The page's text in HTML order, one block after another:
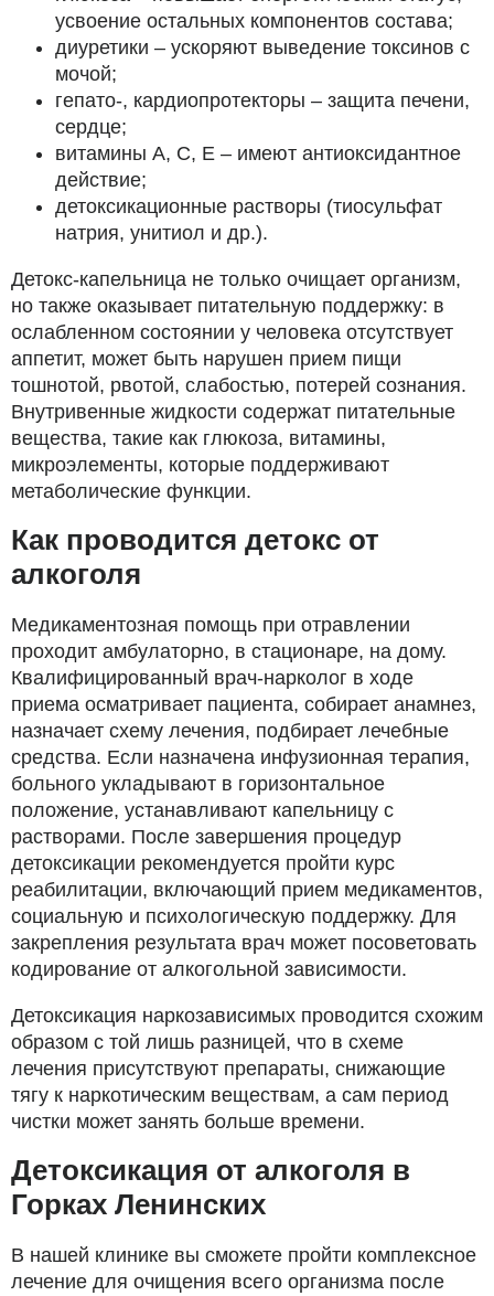
усвоение остальных компонентов состава;
диуретики – ускоряют выведение токсинов с
мочой;
гепато-, кардиопротекторы – защита печени,
сердце;
витамины А, С, Е – имеют антиоксидантное
действие;
детоксикационные растворы (тиосульфат
натрия, унитиол и др.).
Детокс-капельница не только очищает организм,
но также оказывает питательную поддержку: в
ослабленном состоянии у человека отсутствует
аппетит, может быть нарушен прием пищи
тошнотой, рвотой, слабостью, потерей сознания.
Внутривенные жидкости содержат питательные
вещества, такие как глюкоза, витамины,
микроэлементы, которые поддерживают
метаболические функции.
Как проводится детокс от
алкоголя
Медикаментозная помощь при отравлении
проходит амбулаторно, в стационаре, на дому.
Квалифицированный врач-нарколог в ходе
приема осматривает пациента, собирает анамнез,
назначает схему лечения, подбирает лечебные
средства. Если назначена инфузионная терапия,
больного укладывают в горизонтальное
положение, устанавливают капельницу с
растворами. После завершения процедур
детоксикации рекомендуется пройти курс
реабилитации, включающий прием медикаментов,
социальную и психологическую поддержку. Для
закрепления результата врач может посоветовать
кодирование от алкогольной зависимости.
Детоксикация наркозависимых проводится схожим
образом с той лишь разницей, что в схеме
лечения присутствуют препараты, снижающие
тягу к наркотическим веществам, а сам период
чистки может занять больше времени.
Детоксикация от алкоголя в
Горках Ленинских
В нашей клинике вы сможете пройти комплексное
лечение для очищения всего организма после